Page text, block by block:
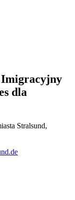
dla
Stralsund,